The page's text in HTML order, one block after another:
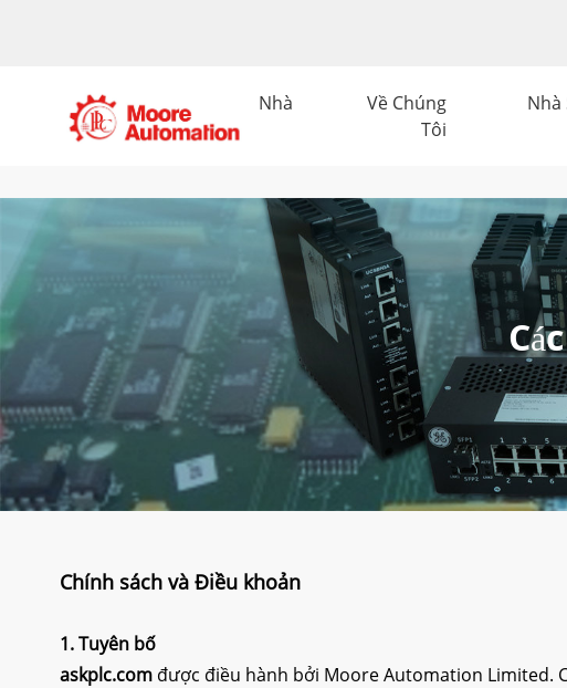
Nhà
Về Chúng
Tôi
Nhà
Chính sách và Điều khoản
1. Tuyên bố
askplc.comđược điều hành bởi Moore Automation Limited.